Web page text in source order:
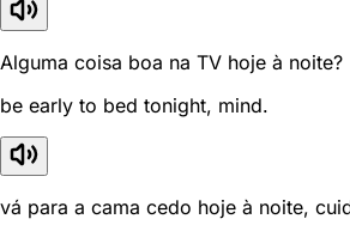
Alguma coisa boa na TV hoje à noite?
be early to bed tonight, mind.
vá para a cama cedo hoje à noite,